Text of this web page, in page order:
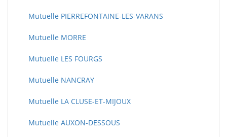
Mutuelle PIERREFONTAINE-LES-VARANS
Mutuelle MORRE
Mutuelle LES FOURGS
Mutuelle NANCRAY
Mutuelle LA CLUSE-ET-MIJOUX
Mutuelle AUXON-DESSOUS